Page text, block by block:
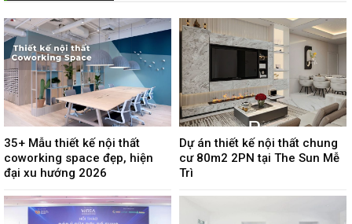
35+ Mẫu thiết kế nội thất
coworking space đẹp, hiện
đại xu hướng 2026
Dự án thiết kế nội thất chung
cư 80m2 2PN tại The Sun Mễ
Trì